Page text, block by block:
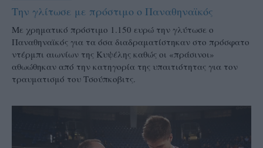
Την γλίτωσε με πρόστιμο ο Παναθηναϊκός
Με χρηματικό πρόστιμο 1.150 ευρώ την γλύτωσε ο
Παναθηναϊκός για τα όσα διαδραματίστηκαν στο πρόσφατο
ντέρμπι αιωνίων της Κυψέλης καθώς οι «πράσινοι»
αθωώθηκαν από την κατηγορία της υπαιτιότητας για τον
τραυματισμό του Τσούπκοβιτς.